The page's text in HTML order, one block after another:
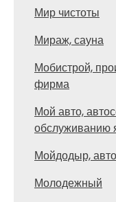
Мир чистоты
Мираж, сауна
Мобистрой,
фирма
Мой авто,
обслуживанию
Мойдодыр,
Молодежный